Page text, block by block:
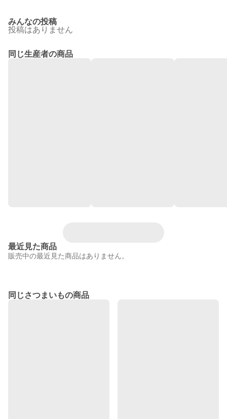
みんなの投稿
投稿はありません
同じ生産者の商品
最近見た商品
販売中の最近見た商品はありません。
同じさつまいもの商品